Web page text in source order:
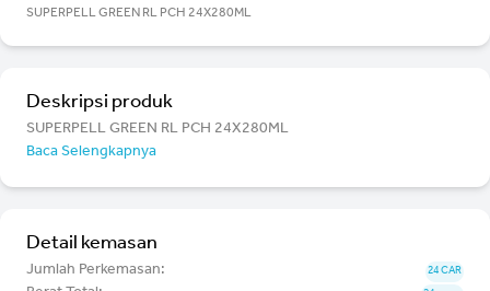
SUPERPELL GREEN RL PCH 24X280ML
Deskripsi produk
SUPERPELL GREEN RL PCH 24X280ML
Baca Selengkapnya
Detail kemasan
Jumlah Perkemasan: 24 CAR